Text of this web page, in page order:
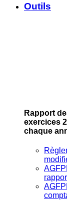
Outils
Rapport
exercices
chaque